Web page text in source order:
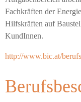
Fachkräften der
Hilfskräften auf
KundInnen.
http://www.bic.at/